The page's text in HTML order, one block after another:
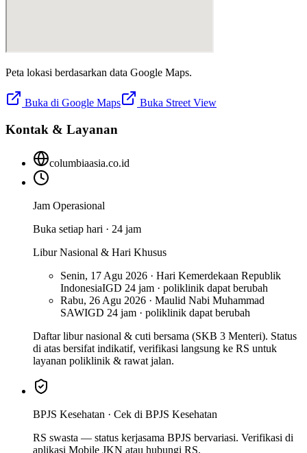
Peta lokasi berdasarkan data Google Maps.
Buka di Google Maps Buka Street View
Kontak & Layanan
columbiaasia.co.id
Jam Operasional
Buka setiap hari · 24 jam
Libur Nasional & Hari Khusus
Senin, 17 Agu 2026 · Hari Kemerdekaan Republik
IndonesiaIGD 24 jam · poliklinik dapat berubah
Rabu, 26 Agu 2026 · Maulid Nabi Muhammad
SAWIGD 24 jam · poliklinik dapat berubah
Daftar libur nasional & cuti bersama (SKB 3 Menteri). Status
di atas bersifat indikatif, verifikasi langsung ke RS untuk
layanan poliklinik & rawat jalan.
BPJS Kesehatan · Cek di BPJS Kesehatan
RS swasta — status kerjasama BPJS bervariasi. Verifikasi di
aplikasi Mobile JKN atau hubungi RS.